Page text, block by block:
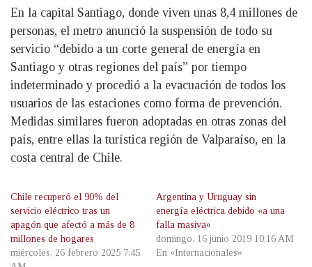
En la capital Santiago, donde viven unas 8,4 millones de
personas, el metro anunció la suspensión de todo su
servicio “debido a un corte general de energía en
Santiago y otras regiones del país” por tiempo
indeterminado y procedió a la evacuación de todos los
usuarios de las estaciones como forma de prevención.
Medidas similares fueron adoptadas en otras zonas del
país, entre ellas la turística región de Valparaíso, en la
costa central de Chile.
Chile recuperó el 90% del
servicio eléctrico tras un
apagón que afectó a más de 8
millones de hogares
miércoles, 26 febrero 2025 7:45
Argentina y Uruguay sin
energía eléctrica debido «a una
falla masiva»
domingo, 16 junio 2019 10:16 AM
En «Internacionales»